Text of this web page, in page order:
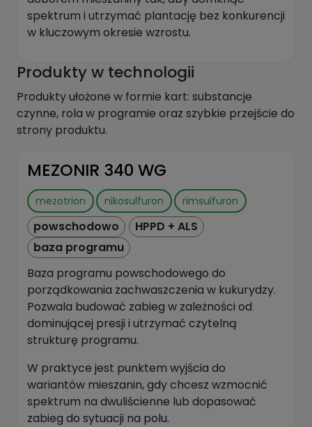
spektrum i utrzymać plantację bez konkurencji
w kluczowym okresie wzrostu.
Produkty w technologii
Produkty ułożone w formie kart: substancje
czynne, rola w programie oraz szybkie przejście do
strony produktu.
MEZONIR 340 WG
mezotrion nikosulfuron rimsulfuron
powschodowo
HPPD + ALS
baza programu
Baza programu powschodowego do
porządkowania zachwaszczenia w kukurydzy.
Pozwala budować zabieg w zależności od
dominującej presji i utrzymać czytelną
strukturę programu.
W praktyce jest punktem wyjścia do
wariantów mieszanin, gdy chcesz wzmocnić
spektrum na dwuliścienne lub dopasować
zabieg do sytuacji na polu.